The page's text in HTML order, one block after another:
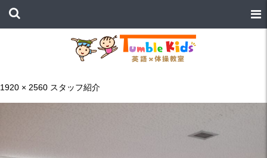
1920 × 2560 スタッフ紹介